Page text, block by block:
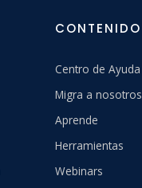
CONTENIDO
Centro de Ayuda
Migra a nosotros
Aprende
Herramientas
Webinars